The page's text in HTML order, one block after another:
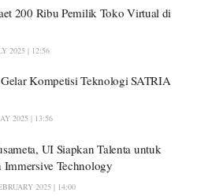
200 Ribu Pemilik Toko Virtual di
2025 | 12:56
Kompetisi Teknologi SATRIA
2025 | 13:56
UI Siapkan Talenta untuk
Immersive Technology
2025 | 14:00